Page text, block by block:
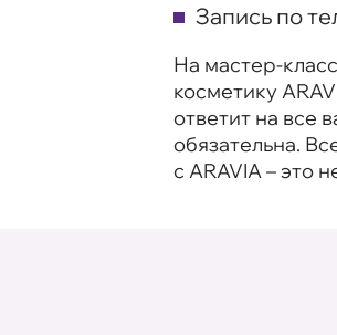
Запись по
На мастер-
косметику
ответит на все
обязательна.
с ARAVIA – это